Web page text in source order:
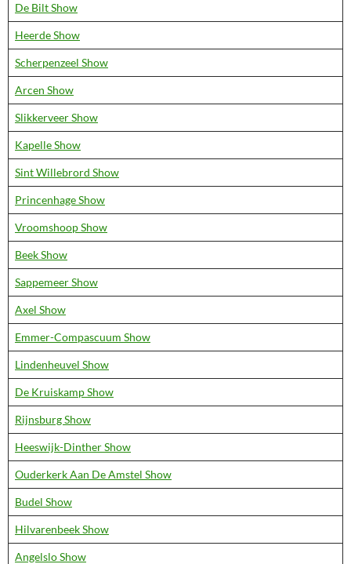
De Bilt Show
Heerde Show
Scherpenzeel Show
Arcen Show
Slikkerveer Show
Kapelle Show
Sint Willebrord Show
Princenhage Show
Vroomshoop Show
Beek Show
Sappemeer Show
Axel Show
Emmer-Compascuum Show
Lindenheuvel Show
De Kruiskamp Show
Rijnsburg Show
Heeswijk-Dinther Show
Ouderkerk Aan De Amstel Show
Budel Show
Hilvarenbeek Show
Angelslo Show